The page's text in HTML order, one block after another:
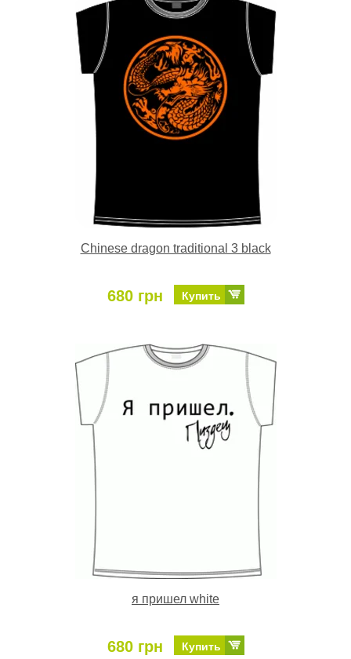
Chinese dragon traditional 3 black
680 грн Купить
я пришел white
680 грн Купить